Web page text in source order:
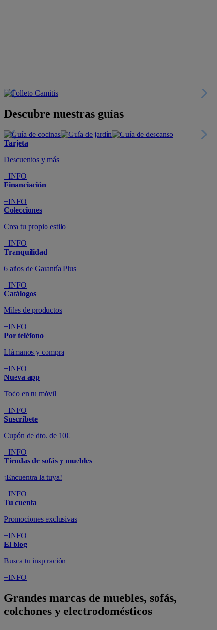
Descubre nuestras guías
Tarjeta
Descuentos y más
+INFO
Financiación
+INFO
Colecciones
Crea tu propio estilo
+INFO
Tranquilidad
6 años de Garantía Plus
+INFO
Catálogos
Miles de productos
+INFO
Por teléfono
Llámanos y compra
+INFO
Nueva app
Todo en tu móvil
+INFO
Suscríbete
Cupón de dto. de 10€
+INFO
Tiendas de sofás y muebles
¡Encuentra la tuya!
+INFO
Tu cuenta
Promociones exclusivas
+INFO
El blog
Busca tu inspiración
+INFO
Grandes marcas de muebles, sofás,
colchones y electrodomésticos